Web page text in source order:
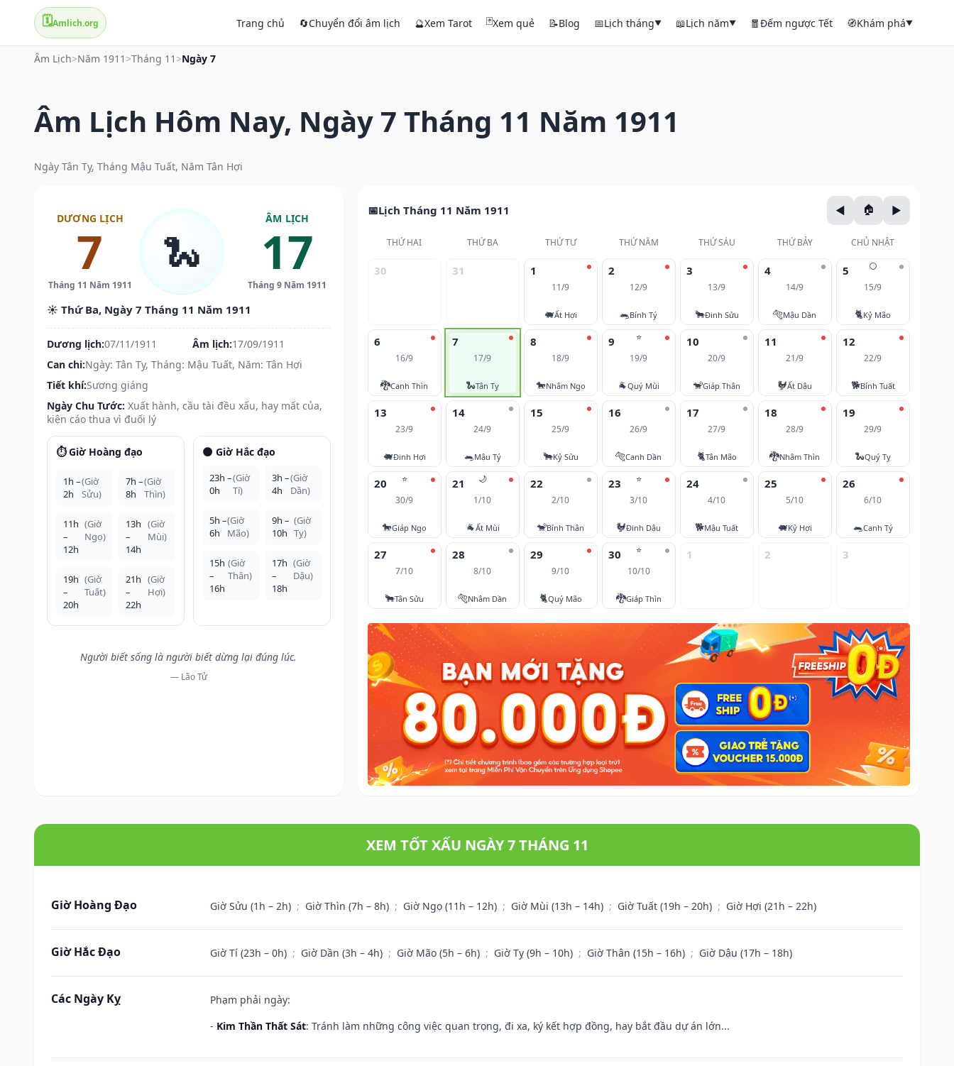
🗓️Amlich.org Trang chủ 🔄Chuyển đổi âm lịch 🔮Xem Tarot 🃏Xem quẻ 📝Blog 📅Lịch tháng▼ 📖Lịch năm▼ 🧧Đếm ngược Tết 🧭Khám phá▼
Âm Lịch>Năm 1911 >Tháng 11 >Ngày 7
Âm Lịch Hôm Nay, Ngày 7 Tháng 11 Năm 1911
Ngày Tân Tỵ, Tháng Mậu Tuất, Năm Tân Hợi
DƯƠNG LỊCH
7
Tháng 11 Năm 1911
🐍
ÂM LỊCH
17
Tháng 9 Năm 1911
☀️ Thứ Ba, Ngày 7 Tháng 11 Năm 1911
Dương lịch:07/11/1911 Âm lịch:17/09/1911
Can chi:Ngày: Tân Tỵ, Tháng: Mậu Tuất, Năm: Tân Hợi
Tiết khí:Sương giáng
Ngày Chu Tước: Xuất hành, cầu tài đều xấu, hay mất của,
kiện cáo thua vì đuối lý
⏱️ Giờ Hoàng đạo
1h –
2h
(Giờ
Sửu)
7h –
8h
(Giờ
Thìn)
11h
–
12h
(Giờ
Ngọ)
13h
–
14h
(Giờ
Mùi)
19h
–
20h
(Giờ
Tuất)
21h
–
22h
(Giờ
Hợi)
🌑 Giờ Hắc đạo
23h –
0h
(Giờ
Tí)
3h –
4h
(Giờ
Dần)
5h –
6h
(Giờ
Mão)
9h –
10h
(Giờ
Tỵ)
15h
–
16h
(Giờ
Thân)
17h
–
18h
(Giờ
Dậu)
Người biết sống là người biết dừng lại đúng lúc.
— Lão Tử
Lịch Tháng 11 Năm 1911
THỨ HAI THỨ BA THỨ TƯ THỨ NĂM THỨ SÁU THỨ BẢY CHỦ NHẬT
30 31 1
11/9
🐖Ất Hợi
2
12/9
🐀Bính Tý
3
13/9
🐂Đinh Sửu
4
14/9
🐅Mậu Dần
🌕
5
15/9
🐈Kỷ Mão
6
16/9
🐉Canh Thìn
7
17/9
🐍Tân Tỵ
8
18/9
🐎Nhâm Ngọ
⭐
9
19/9
🐐Quý Mùi
10
20/9
🐒Giáp Thân
11
21/9
🐓Ất Dậu
12
22/9
🐕Bính Tuất
13
23/9
🐖Đinh Hợi
14
24/9
🐀Mậu Tý
15
25/9
🐂Kỷ Sửu
16
26/9
🐅Canh Dần
17
27/9
🐈Tân Mão
18
28/9
🐉Nhâm Thìn
19
29/9
🐍Quý Tỵ
⭐
20
30/9
🐎Giáp Ngọ
🌙
21
1/10
🐐Ất Mùi
22
2/10
🐒Bính Thân
⭐
23
3/10
🐓Đinh Dậu
24
4/10
🐕Mậu Tuất
25
5/10
🐖Kỷ Hợi
26
6/10
🐀Canh Tý
27
7/10
🐂Tân Sửu
28
8/10
🐅Nhâm Dần
29
9/10
🐈Quý Mão
⭐
30
10/10
🐉Giáp Thìn
1 2 3
XEM TỐT XẤU NGÀY 7 THÁNG 11
Giờ Hoàng Đạo Giờ Sửu (1h – 2h) ; Giờ Thìn (7h – 8h) ; Giờ Ngọ (11h – 12h) ; Giờ Mùi (13h – 14h) ; Giờ Tuất (19h – 20h) ; Giờ Hợi (21h – 22h)
Giờ Hắc Đạo Giờ Tí (23h – 0h) ; Giờ Dần (3h – 4h) ; Giờ Mão (5h – 6h) ; Giờ Tỵ (9h – 10h) ; Giờ Thân (15h – 16h) ; Giờ Dậu (17h – 18h)
Các Ngày Kỵ
Phạm phải ngày:
- Kim Thần Thất Sát: Tránh làm những công việc quan trọng, đi xa, ký kết hợp đồng, hay bắt đầu dự án lớn...